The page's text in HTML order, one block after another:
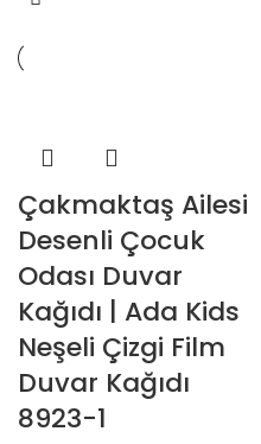
Çakmaktaş Ailesi
Desenli Çocuk
Odası Duvar
Kağıdı | Ada Kids
Neşeli Çizgi Film
Duvar Kağıdı
8923-1